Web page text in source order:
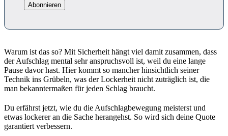
Warum ist das so? Mit Sicherheit hängt viel damit zusammen, dass
der Aufschlag mental sehr anspruchsvoll ist, weil du eine lange
Pause davor hast. Hier kommt so mancher hinsichtlich seiner
Technik ins Grübeln, was der Lockerheit nicht zuträglich ist, die
man bekanntermaßen für jeden Schlag braucht.
Du erfährst jetzt, wie du die Aufschlagbewegung meisterst und
etwas lockerer an die Sache herangehst. So wird sich deine Quote
garantiert verbessern.